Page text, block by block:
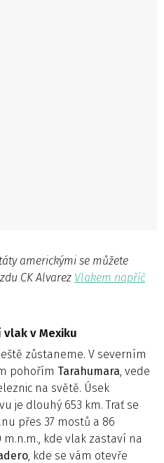
americkými se můžete
CK Alvarez Vlakem napříč
vlak v Mexiku
zůstaneme. V severním
pohořím Tarahumara, vede
na světě. Úsek
je dlouhý 653 km. Trať se
přes 37 mostů a 86
m.n.m., kde vlak zastaví na
, kde se vám otevře